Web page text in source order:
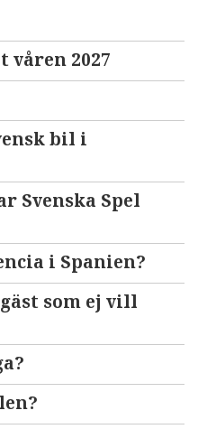
våren 2027
bil i
Svenska Spel
i Spanien?
som ej vill